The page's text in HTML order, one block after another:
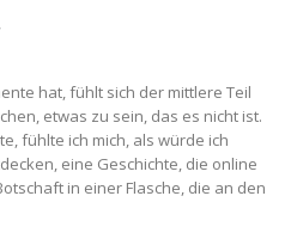
hat, fühlt sich der mittlere Teil
etwas zu sein, das es nicht ist.
fühlte ich mich, als würde ich
eine Geschichte, die online
in einer Flasche, die an den